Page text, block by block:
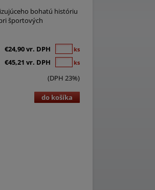
bohatú históriu
športových
€24,90 vr. DPH ks
€45,21 vr. DPH ks
(DPH 23%)
do košíka